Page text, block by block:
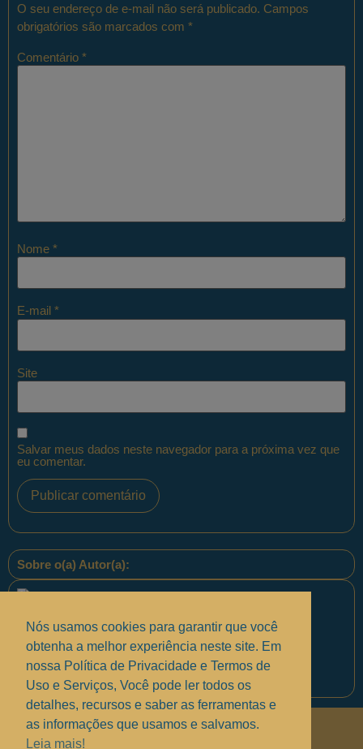
O seu endereço de e-mail não será publicado. Campos
obrigatórios são marcados com *
Comentário *
Nome *
E-mail *
Site
Salvar meus dados neste navegador para a próxima vez que
eu comentar.
Sobre o(a) Autor(a):
Equipe PontoPM
Políticas de Privacidade.
Nós usamos cookies para garantir que você
obtenha a melhor experiência neste site. Em
nossa Política de Privacidade e Termos de
Uso e Serviços, Você pode ler todos os
detalhes, recursos e saber as ferramentas e
as informações que usamos e salvamos.
Leia mais!